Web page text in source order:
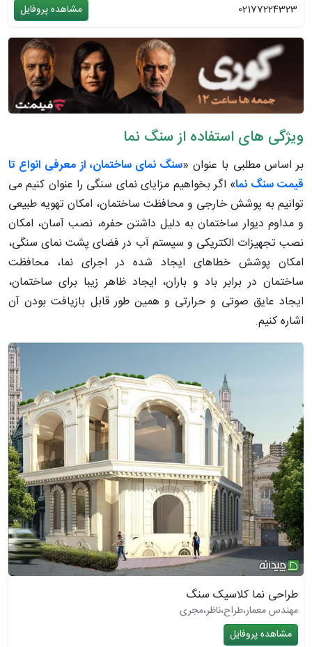
02177224323
مشاهده پروفایل
ویژگی های استفاده از سنگ نما
بر اساس مطلبی با عنوان «سنگ نمای ساختمان، از معرفی انواع تا
قیمت سنگ نما» اگر بخواهیم مزایای نمای سنگی را عنوان کنیم می
توانیم به پوشش خارجی و محافظت ساختمان، امکان تهویه طبیعی
و مداوم دیوار ساختمان به دلیل داشتن حفره، نصب آسان، امکان
نصب تجهیزات الکتریکی و سیستم آب در فضای پشت نمای سنگی،
امکان پوشش خطاهای ایجاد شده در اجرای نما، محافظت
ساختمان در برابر باد و باران، ایجاد ظاهر زیبا برای ساختمان،
ایجاد عایق صوتی و حرارتی و همین طور قابل بازیافت بودن آن
اشاره کنیم.
طراحی نما کلاسیک سنگ
مهندس معمار،طراح،ناظر،مجری
مشاهده پروفایل